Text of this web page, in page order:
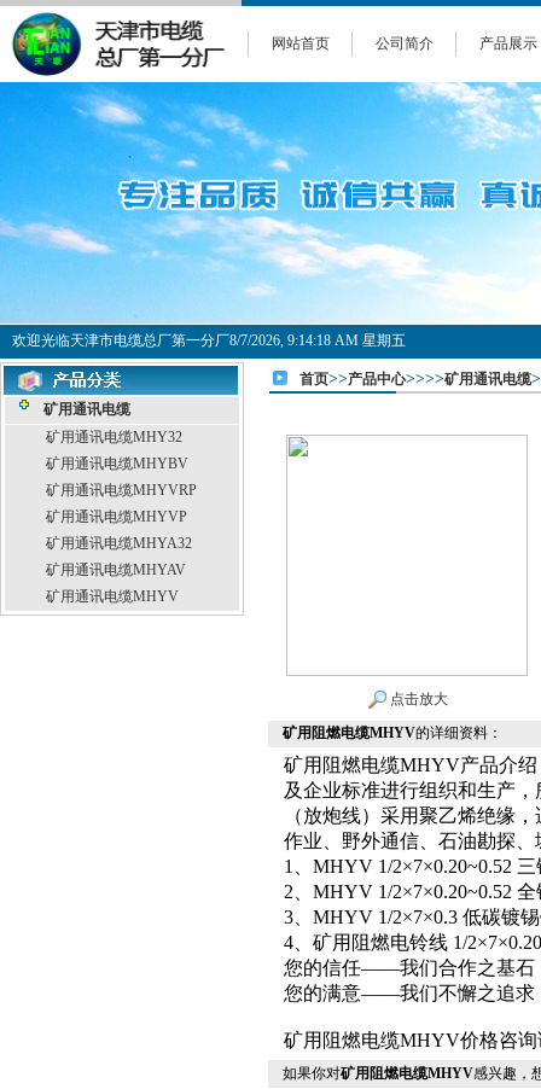
网站首页 公司简介 产品展示
欢迎光临天津市电缆总厂第一分厂8/7/2026, 9:14:18 AM 星期五
矿用通讯电缆
矿用通讯电缆MHY32
矿用通讯电缆MHYBV
矿用通讯电缆MHYVRP
矿用通讯电缆MHYVP
矿用通讯电缆MHYA32
矿用通讯电缆MHYAV
矿用通讯电缆MHYV
首页>>产品中心>>>>矿用通讯电缆
点击放大
矿用阻燃电缆MHYV的详细资料：
矿用阻燃电缆MHYV产品介
及企业标准进行组织和生产
（放炮线）采用聚乙烯绝缘
作业、野外通信、石油勘探
1、MHYV 1/2×7×0.20~0.52
2、MHYV 1/2×7×0.20~0.52
3、MHYV 1/2×7×0.3 低碳镀
4、矿用阻燃电铃线 1/
您的信任——我们合作之基石
您的满意——我们不懈之追求
矿用阻燃电缆MHYV价格咨
如果你对矿用阻燃电缆MHYV感兴趣，